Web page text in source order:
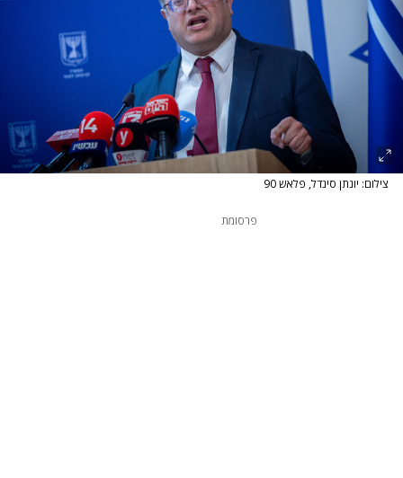
צילום: יונתן סינדל, פלאש 90
פרסומת